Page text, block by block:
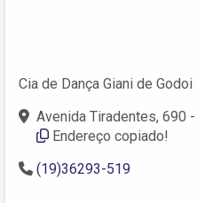
Cia de Dança Giani de Godoi
Avenida Tiradentes, 690
Endereço copiado!
(19)36293-519